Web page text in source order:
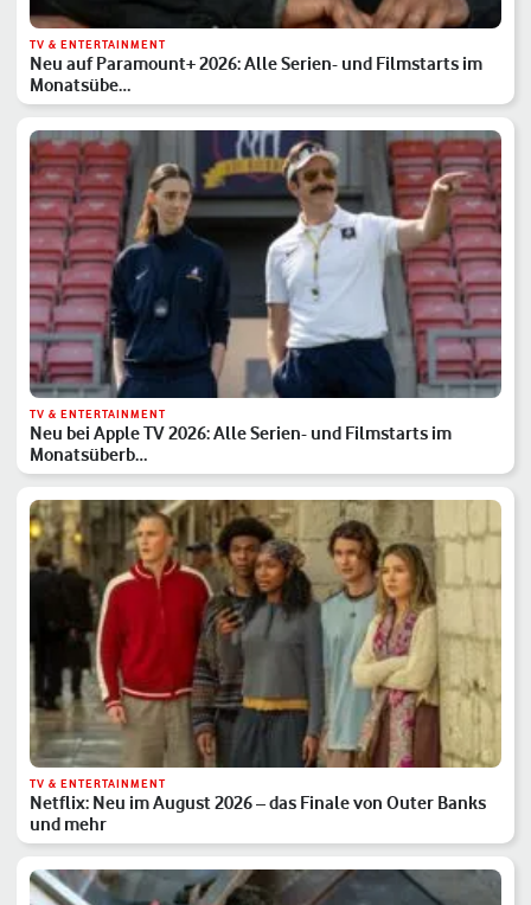
TV & ENTERTAINMENT
Neu auf Paramount+ 2026: Alle Serien- und Filmstarts im
Monatsübe…
TV & ENTERTAINMENT
Neu bei Apple TV 2026: Alle Serien- und Filmstarts im
Monatsüberb…
TV & ENTERTAINMENT
Netflix: Neu im August 2026 – das Finale von Outer Banks
und mehr